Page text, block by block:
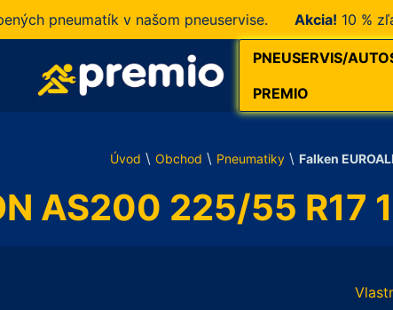
pneumatík v našom pneuservise. Akcia!10 % zľava
PNEUSERVIS/
PREMIO
Úvod \ Obchod \ Pneumatiky \ Falken
AS200 225/55 R17